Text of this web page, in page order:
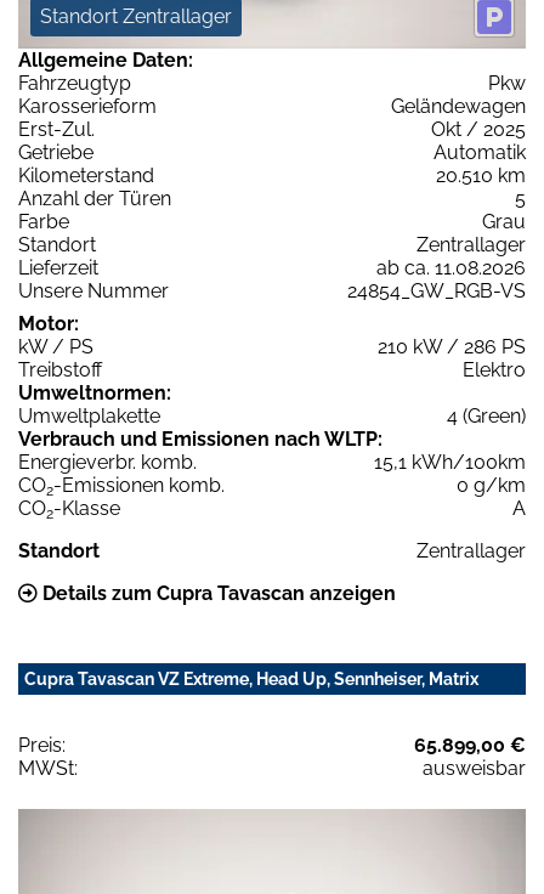
Standort Zentrallager
Allgemeine Daten:
Fahrzeugtyp
Pkw
Karosserieform
Geländewagen
Erst-Zul.
Okt / 2025
Getriebe
Automatik
Kilometerstand
20.510 km
Anzahl der Türen
5
Farbe
Grau
Standort
Zentrallager
Lieferzeit
ab ca. 11.08.2026
Unsere Nummer
24854_GW_RGB-VS
Motor:
kW / PS
210 kW / 286 PS
Treibstoff
Elektro
Umweltnormen:
Umweltplakette
4 (Green)
Verbrauch und Emissionen nach WLTP:
Energieverbr. komb.
15,1 kWh/100km
CO2-Emissionen komb.
0 g/km
CO2-Klasse
A
Standort
Zentrallager
Details zum Cupra Tavascan anzeigen
Cupra Tavascan VZ Extreme, Head Up, Sennheiser, Matrix
Preis:
65.899,00 €
MWSt:
ausweisbar